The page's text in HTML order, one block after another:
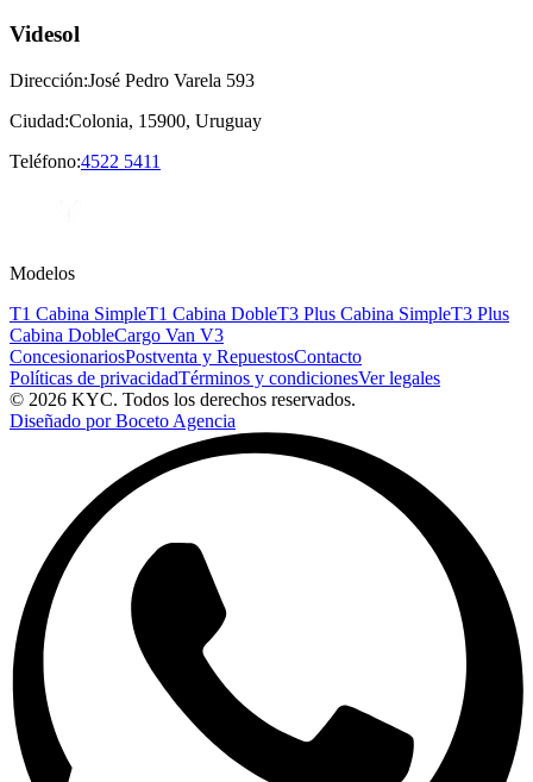
Videsol
Dirección:José Pedro Varela 593
Ciudad:Colonia, 15900, Uruguay
Teléfono:4522 5411
Modelos
T1 Cabina SimpleT1 Cabina DobleT3 Plus Cabina SimpleT3 Plus
Cabina DobleCargo Van V3
ConcesionariosPostventa y RepuestosContacto
Políticas de privacidadTérminos y condicionesVer legales
© 2026 KYC. Todos los derechos reservados.
Diseñado por Boceto Agencia